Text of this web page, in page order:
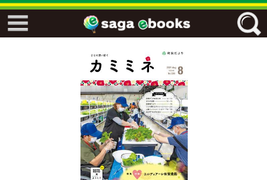
フリーワード
ジャンル
エリア